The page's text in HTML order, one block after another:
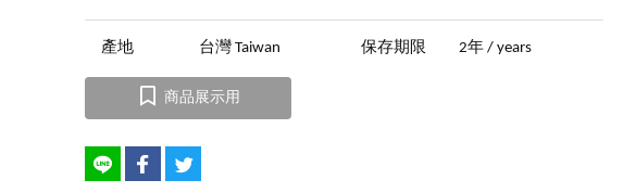
產地 台灣 Taiwan 保存期限 2年 / years
商品展示用